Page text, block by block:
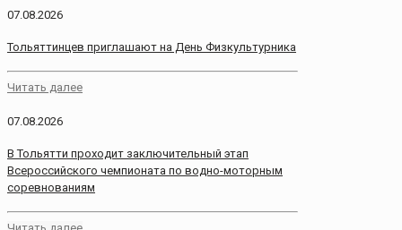
07.08.2026
Тольяттинцев приглашают на День Физкультурника
Читать далее
07.08.2026
В Тольятти проходит заключительный этап
Всероссийского чемпионата по водно-моторным
соревнованиям